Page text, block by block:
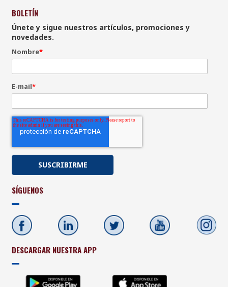
BOLETÍN
Únete y sigue nuestros artículos, promociones y
novedades.
Nombre*
E-mail*
SÍGUENOS
DESCARGAR NUESTRA APP